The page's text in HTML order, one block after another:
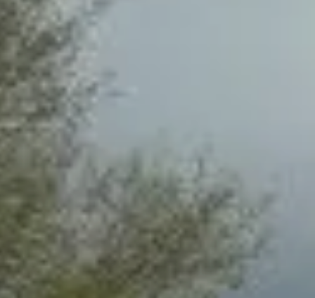
© DAV Paderborn